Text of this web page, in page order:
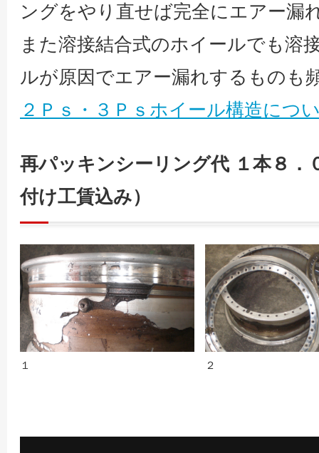
ングをやり直せば完全にエアー漏
また溶接結合式のホイールでも溶
ルが原因でエアー漏れするものも
２Ｐｓ・３Ｐｓホイール構造につ
再パッキンシーリング代 １本８．
付け工賃込み）
１ ２